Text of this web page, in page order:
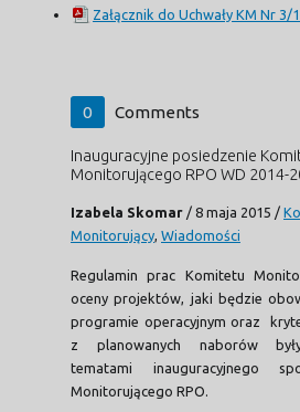
Załącznik do Uchwały KM Nr 3/
0 Comments
Inauguracyjne posiedzenie
Monitorującego RPO WD 2014-
Izabela Skomar / 8 maja 2015 /
Monitorujący Wiadomości
Regulamin prac Komitetu
oceny projektów, jaki będzie
programie operacyjnym oraz
z planowanych naborów
tematami inauguracyjnego
Monitorującego RPO.